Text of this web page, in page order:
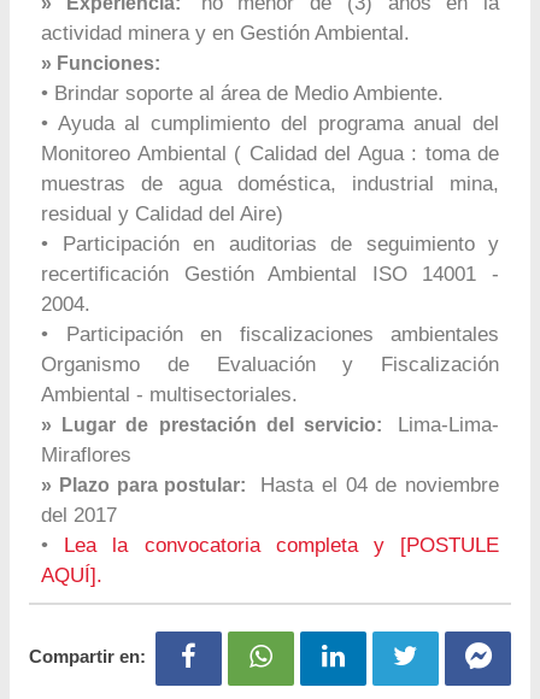
actividad minera y en Gestión Ambiental.
» Funciones:
• Brindar soporte al área de Medio Ambiente.
• Ayuda al cumplimiento del programa anual del
Monitoreo Ambiental ( Calidad del Agua : toma de
muestras de agua doméstica, industrial mina,
residual y Calidad del Aire)
• Participación en auditorias de seguimiento y
recertificación Gestión Ambiental ISO 14001 -
2004.
• Participación en fiscalizaciones ambientales
Organismo de Evaluación y Fiscalización
Ambiental - multisectoriales.
» Lugar de prestación del servicio:
Lima-Lima-
Miraflores
» Plazo para postular:
Hasta el 04 de noviembre
del 2017
•
Lea la convocatoria completa y [POSTULE
AQUÍ].
Compartir en: